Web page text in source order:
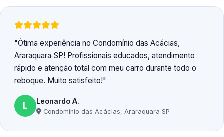
Ótima experiência no Condomínio das Acácias,
Araraquara‑SP! Profissionais educados, atendimento
rápido e atenção total com meu carro durante todo o
reboque. Muito satisfeito!
L Leonardo A.
Condomínio das Acácias, Araraquara‑SP